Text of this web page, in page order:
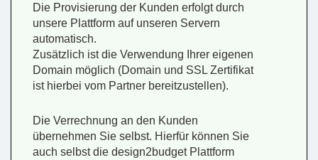
Die Provisierung der Kunden erfolgt durch
unsere Plattform auf unseren Servern
automatisch.
Zusätzlich ist die Verwendung Ihrer eigenen
Domain möglich (Domain und SSL Zertifikat
ist hierbei vom Partner bereitzustellen).
Die Verrechnung an den Kunden
übernehmen Sie selbst. Hierfür können Sie
auch selbst die design2budget Plattform